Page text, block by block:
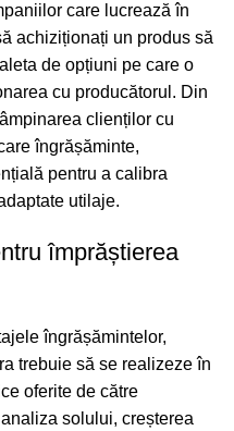
care lucrează în
achiziționați un produs să
de opțiuni pe care o
cu producătorul. Din
clienților cu
îngrășăminte,
pentru a calibra
utilaje.
împrăștierea
îngrășămintelor,
trebuie să se realizeze în
oferite de către
solului, creșterea